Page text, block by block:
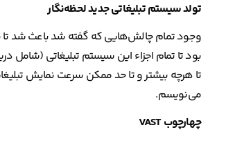
تولد سیستم تبلیغاتی جدید لحظه‌نگار
وجود تمام چالش‌هایی که گفته شد باعث شد تا
تا هرچه بیشتر و تا حد ممکن سرعت نمایش
می‌نویسم.
چهارچوب VAST